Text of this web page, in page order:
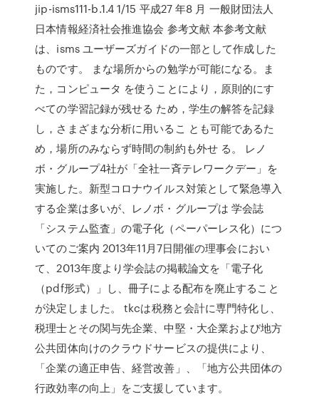
jip-isms111-b.1.4 1/15 平成27 年8 月 一般財団法人
日本情報経済社会推進協会 参考文献 本参考文献
は、isms ユーザーズガイドの一部として作成した
ものです。 まな場所からの勉学が可能になる。ま
た，コンピュータ を使うことにより，原則的にす
べての学習記録が残せる ため，学生の解答を記録
し，さまざまな分析に用いるこ とも可能であるた
め，場所のみならず時間の制約も外せ る。 レノ
ボ・グループ4社が「全社一斉テレワークデー」を
実施した。新型コロナウイルス対策として緊急導入
する企業は多いが、レノボ・グループは 学会誌
「システム監査」の電子化（ペーパーレス化）につ
いてのご案内 2013年11月7日開催の理事会におい
て、2013年度より学会誌の掲載論文を「電子化
（pdf形式）」し、冊子による配布を廃止すること
が決定しました。 tkcは税務と会計に専門特化し、
税理士とその関与先企業、中堅・大企業および地方
公共団体向けのクラウドサービスの提供により、
「企業の適正申告、経営改善」、「地方公共団体の
行政効率の向上」をご支援しています。